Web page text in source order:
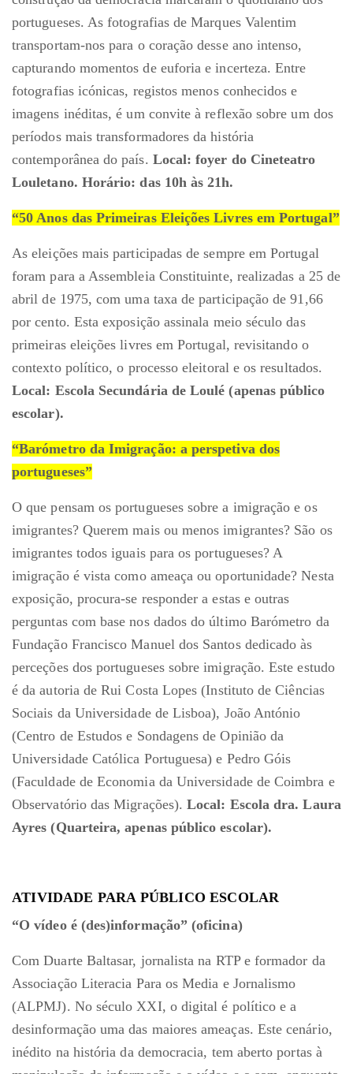
portugueses. As fotografias de Marques Valentim
transportam-nos para o coração desse ano intenso,
capturando momentos de euforia e incerteza. Entre
fotografias icónicas, registos menos conhecidos e
imagens inéditas, é um convite à reflexão sobre um dos
períodos mais transformadores da história
contemporânea do país. Local: foyer do Cineteatro
Louletano. Horário: das 10h às 21h.
“50 Anos das Primeiras Eleições Livres em Portugal”
As eleições mais participadas de sempre em Portugal
foram para a Assembleia Constituinte, realizadas a 25 de
abril de 1975, com uma taxa de participação de 91,66
por cento. Esta exposição assinala meio século das
primeiras eleições livres em Portugal, revisitando o
contexto político, o processo eleitoral e os resultados.
Local: Escola Secundária de Loulé (apenas público
escolar).
“Barómetro da Imigração: a perspetiva dos
portugueses”
O que pensam os portugueses sobre a imigração e os
imigrantes? Querem mais ou menos imigrantes? São os
imigrantes todos iguais para os portugueses? A
imigração é vista como ameaça ou oportunidade? Nesta
exposição, procura-se responder a estas e outras
perguntas com base nos dados do último Barómetro da
Fundação Francisco Manuel dos Santos dedicado às
perceções dos portugueses sobre imigração. Este estudo
é da autoria de Rui Costa Lopes (Instituto de Ciências
Sociais da Universidade de Lisboa), João António
(Centro de Estudos e Sondagens de Opinião da
Universidade Católica Portuguesa) e Pedro Góis
(Faculdade de Economia da Universidade de Coimbra e
Observatório das Migrações).Local: Escola dra. Laura
Ayres (Quarteira, apenas público escolar).
ATIVIDADE PARA PÚBLICO ESCOLAR
“O vídeo é (des)informação” (oficina)
Com Duarte Baltasar, jornalista na RTP e formador da
Associação Literacia Para os Media e Jornalismo
(ALPMJ). No século XXI, o digital é político e a
desinformação uma das maiores ameaças. Este cenário,
inédito na história da democracia, tem aberto portas à